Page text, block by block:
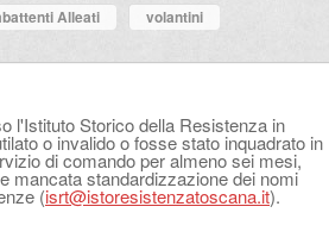
Alleati
volantini
l'Istituto Storico della Resistenza in
o invalido o fosse stato inquadrato in
di comando per almeno sei mesi,
mancata standardizzazione dei nomi
(isrt@istoresistenzatoscana.it).